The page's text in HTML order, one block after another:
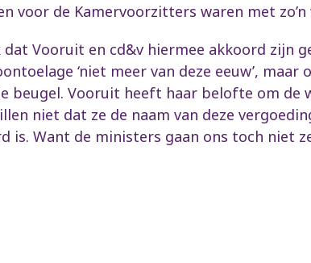
voor de Kamervoorzitters waren met
Vooruit en cd&v hiermee akkoord zijn
‘niet meer van deze eeuw’,
beugel. Vooruit heeft haar belofte om de
niet dat ze de naam van deze
is. Want de ministers gaan ons toch niet